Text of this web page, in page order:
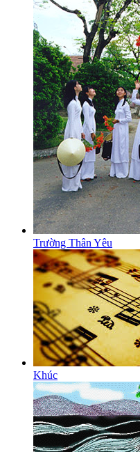
Trường Thân Yêu
Khúc